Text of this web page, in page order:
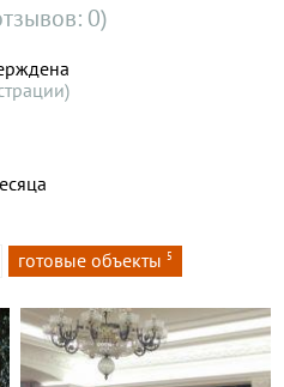
0)
готовые объекты 5